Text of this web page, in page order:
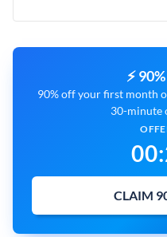
⚡
90% off your first month
30-minute
00:
CLAIM